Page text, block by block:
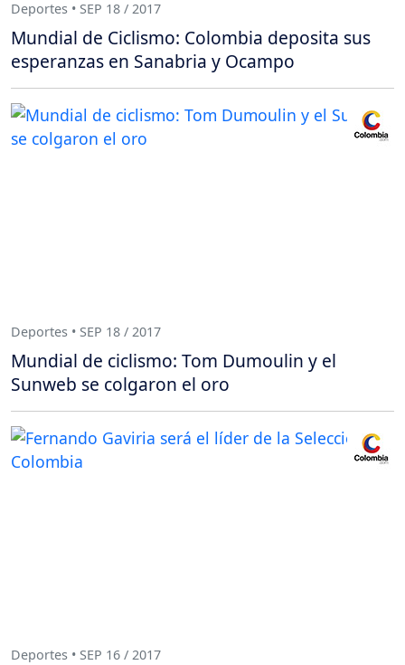
Deportes • SEP 18 / 2017
Mundial de Ciclismo: Colombia deposita sus
esperanzas en Sanabria y Ocampo
Deportes • SEP 18 / 2017
Mundial de ciclismo: Tom Dumoulin y el
Sunweb se colgaron el oro
Deportes • SEP 16 / 2017